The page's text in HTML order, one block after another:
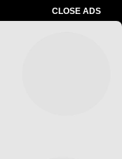
CLOSE ADS